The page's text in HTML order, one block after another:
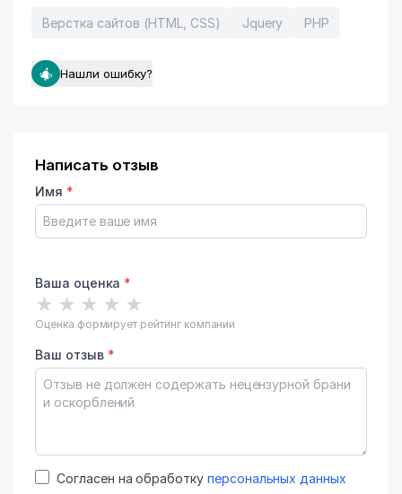
Верстка сайтов (HTML, CSS) Jquery PHP
Нашли ошибку?
Написать отзыв
Имя *
Ваша оценка *
★ ★ ★ ★ ★
Оценка формирует рейтинг компании
Ваш отзыв *
Согласен на обработку персональных данных